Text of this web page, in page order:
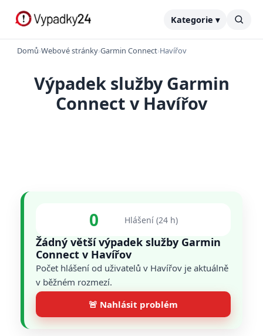
Kategorie ▾
Domů›Webové stránky›Garmin Connect›Havířov
Výpadek služby Garmin
Connect v Havířov
0 Hlášení (24 h)
Žádný větší výpadek služby Garmin
Connect v Havířov
Počet hlášení od uživatelů v Havířov je aktuálně
v běžném rozmezí.
🚨 Nahlásit problém